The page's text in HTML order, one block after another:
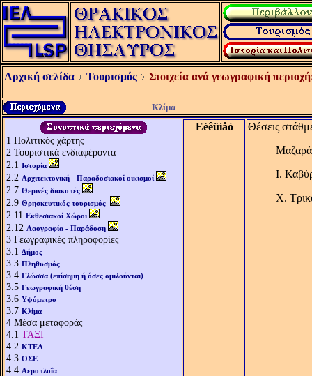
Αρχική σελίδα Τουρισμός Στοιχεία ανά γεωγραφική
Κλίμα
1 Πολιτικός χάρτης
2 Τουριστικά ενδιαφέροντα
2.1 Ιστορία
2.2 Αρχιτεκτονική - Παραδοσιακοί οικισμοί
2.7 Θερινές διακοπές
2.9 Θρησκευτικός τουρισμός
2.11 Εκθεσιακοί Χώροι
2.12 Λαογραφία - Παράδοση
3 Γεωγραφικές πληροφορίες
3.1 Δήμος
3.3 Πληθυσμός
3.4 Γλώσσα (επίσημη ή όσες ομιλούνται)
3.5 Γεωγραφική θέση
3.6 Υψόμετρο
3.7 Κλίμα
4 Μέσα μεταφοράς
4.1 ΤΑΞΙ
4.2 ΚΤΕΛ
4.3 ΟΣΕ
4.4 Αεροπλοΐα
Eéêüíåò
Θέσεις
Ι.
Χ.